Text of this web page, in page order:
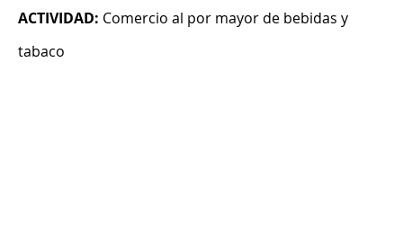
ACTIVIDAD: Comercio al por mayor de bebidas y
tabaco